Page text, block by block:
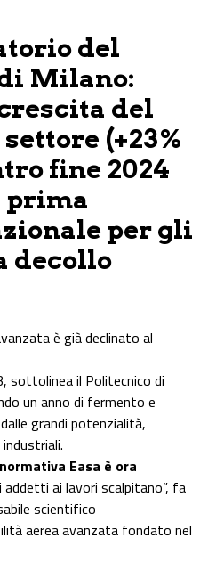
del
Milano:
del
(+23%
fine 2024
prima
per gli
decollo
è già declinato al
sottolinea il Politecnico di
un anno di fermento e
grandi potenzialità,
normativa Easa è ora
addetti ai lavori scalpitano”, fa
scientifico
aerea avanzata fondato nel